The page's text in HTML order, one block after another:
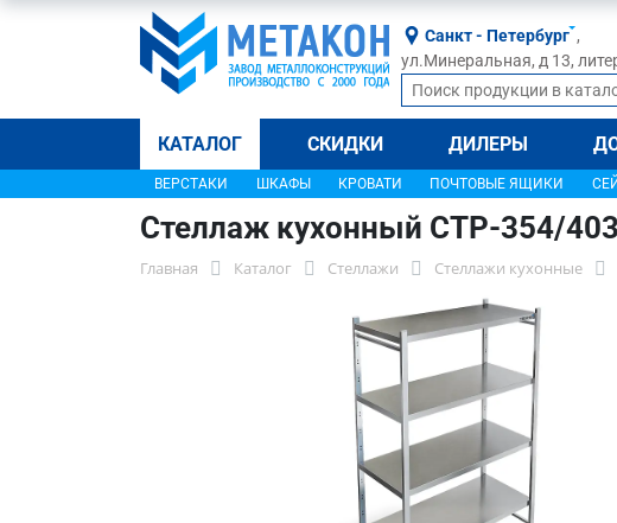
Санкт - Петербург ,
ул.Минеральная, д 13,
КАТАЛОГ СКИДКИ ДИЛЕРЫ
ВЕРСТАКИ ШКАФЫ КРОВАТИ ПОЧТОВЫЕ ЯЩИКИ
Стеллаж кухонный СТР-354/403
Главная Каталог Стеллажи Стеллажи кухонные